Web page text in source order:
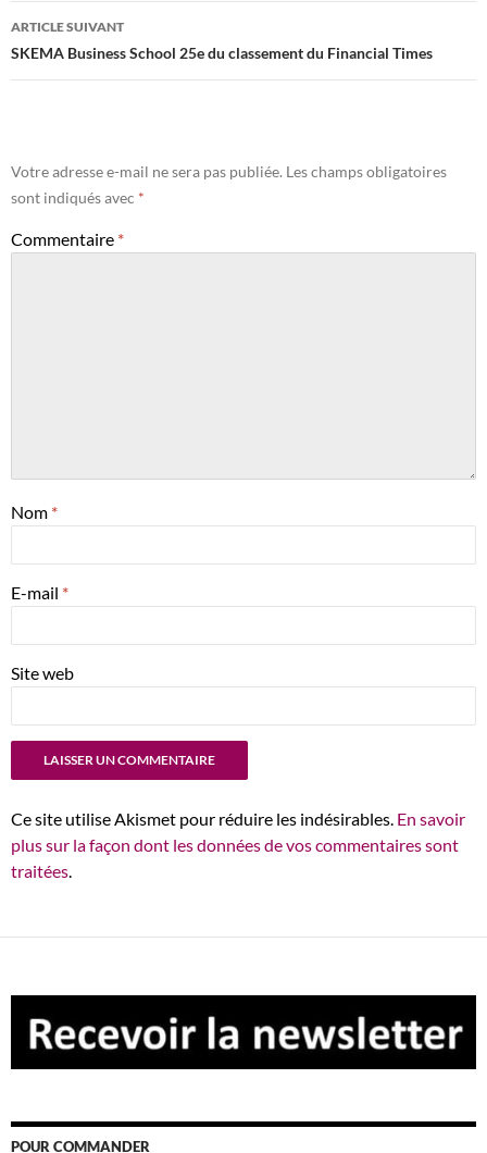
articles
ARTICLE SUIVANT
SKEMA Business School 25e du classement du Financial Times
Votre adresse e-mail ne sera pas publiée. Les champs obligatoires
sont indiqués avec *
Commentaire *
Nom *
E-mail *
Site web
Ce site utilise Akismet pour réduire les indésirables. En savoir
plus sur la façon dont les données de vos commentaires sont
traitées.
POUR COMMANDER